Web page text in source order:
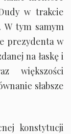
w trakcie
W tym samym
prezydenta w
na łaskę i
większości
słabsze
konstytucji